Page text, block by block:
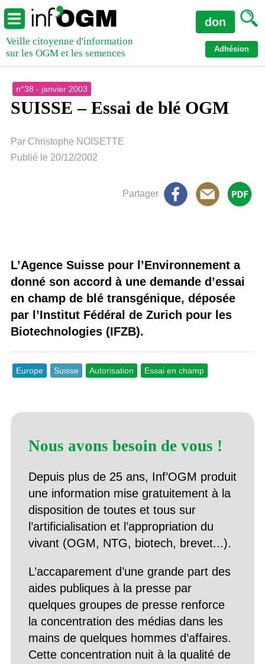
Veille citoyenne d'information
sur les OGM et les semences
Adhésion
don
n°38 - janvier 2003
SUISSE – Essai de blé OGM
Par Christophe NOISETTE
Publié le 20/12/2002
Partager
L’Agence Suisse pour l’Environnement a
donné son accord à une demande d’essai
en champ de blé transgénique, déposée
par l’Institut Fédéral de Zurich pour les
Biotechnologies (IFZB).
Europe Suisse Autorisation Essai en champ
Nous avons besoin de vous !
Depuis plus de 25 ans, Inf’OGM produit
une information mise gratuitement à la
disposition de toutes et tous sur
l’artificialisation et l’appropriation du
vivant (OGM, NTG, biotech, brevet...).
L’accaparement d’une grande part des
aides publiques à la presse par
quelques groupes de presse renforce
la concentration des médias dans les
mains de quelques hommes d’affaires.
Cette concentration nuit à la qualité de